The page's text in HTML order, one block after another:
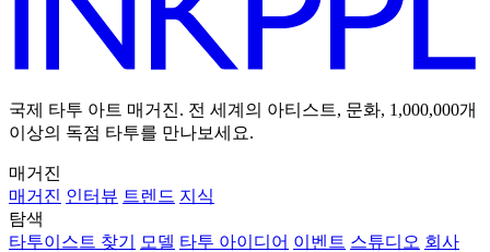
국제 타투 아트 매거진. 전 세계의 아티스트, 문화, 1,000,000개
이상의 독점 타투를 만나보세요.
매거진
매거진 인터뷰 트렌드 지식
탐색
타투이스트 찾기
모델 타투 아이디어 이벤트 스튜디오 회사